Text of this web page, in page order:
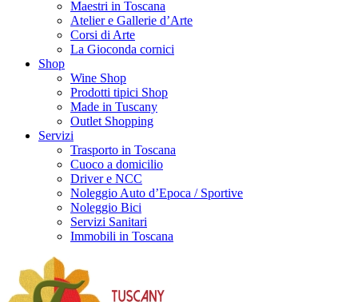
Maestri in Toscana
Atelier e Gallerie d’Arte
Corsi di Arte
La Gioconda cornici
Shop
Wine Shop
Prodotti tipici Shop
Made in Tuscany
Outlet Shopping
Servizi
Trasporto in Toscana
Cuoco a domicilio
Driver e NCC
Noleggio Auto d’Epoca / Sportive
Noleggio Bici
Servizi Sanitari
Immobili in Toscana